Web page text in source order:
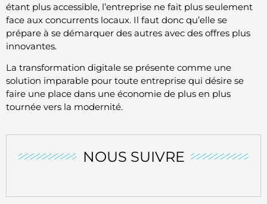
NOUS SUIVRE
étant plus accessible, l’entreprise ne fait plus seulement
face aux concurrents locaux. Il faut donc qu’elle se
prépare à se démarquer des autres avec des offres plus
innovantes.
La transformation digitale se présente comme une
solution imparable pour toute entreprise qui désire se
faire une place dans une économie de plus en plus
tournée vers la modernité.